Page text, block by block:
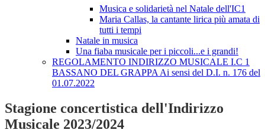
Musica e solidarietà nel Natale dell'IC1
Maria Callas, la cantante lirica più amata di
tutti i tempi
Natale in musica
Una fiaba musicale per i piccoli...e i grandi!
REGOLAMENTO INDIRIZZO MUSICALE I.C 1
BASSANO DEL GRAPPA Ai sensi del D.I. n. 176 del
01.07.2022
Stagione concertistica dell'Indirizzo
Musicale 2023/2024